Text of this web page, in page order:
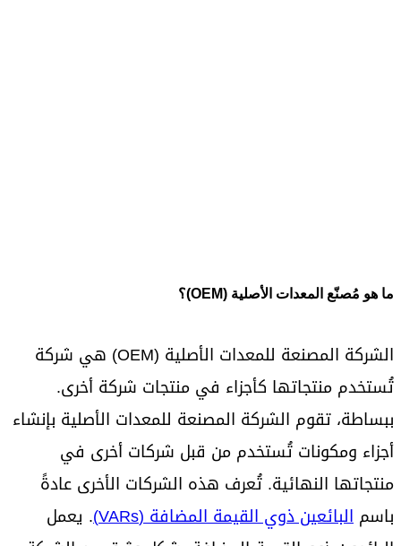
ما هو مُصنّع المعدات الأصلية (OEM)؟
الشركة المصنعة للمعدات الأصلية (OEM) هي شركة
تُستخدم منتجاتها كأجزاء في منتجات شركة أخرى.
ببساطة، تقوم الشركة المصنعة للمعدات الأصلية بإنشاء
أجزاء ومكونات تُستخدم من قبل شركات أخرى في
منتجاتها النهائية. تُعرف هذه الشركات الأخرى عادةً
باسم البائعين ذوي القيمة المضافة (VARs)
. يعمل